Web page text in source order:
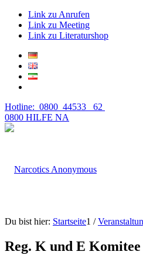
Link zu Anrufen
Link zu Meeting
Link zu Literaturshop
Hotline: 0800 44533 62
0800 HILFE NA
Du bist hier: Startseite1 /
Reg. K und E